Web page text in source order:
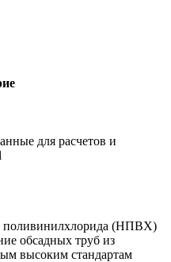
для расчетов и
поливинилхлорида (НПВХ)
обсадных труб из
высоким стандартам